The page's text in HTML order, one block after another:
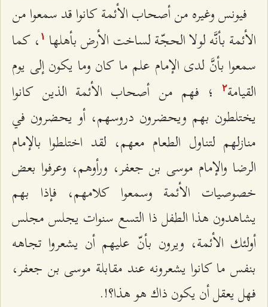
فيونس وغيره من أصحاب الأئمة كانوا قد سمعوا من
الأئمة بأنَّه لولا الحجّة لساخت الأرض بأهلها
۱ ، كما
سمعوا بأنَّ لدى الإمام علم ما كان وما يكون إلى يوم
القيامة٢
؛ فهم من أصحاب الأئمة الذين كانوا
يختلطون بهم ويحضرون دروسهم، أو يحضرون في
منازلهم لتناول الطعام معهم، لقد اختلطوا بالإمام
الرضا والإمام موسى بن جعفر، ورأوهم، وعرفوا بعض
خصوصيات الأئمة وسمعوا كلامهم، فإذا بهم
يشاهدون هذا الطفل ذا التسع سنوات يجلس مجلس
أولئك الأئمة، ويرون بأنّ عليهم أن يشعروا تجاهه
بنفس ما كانوا يشعرونه عند مقابلة موسى بن جعفر،
فهل يعقل أن يكون ذاك هو هذا؟!.